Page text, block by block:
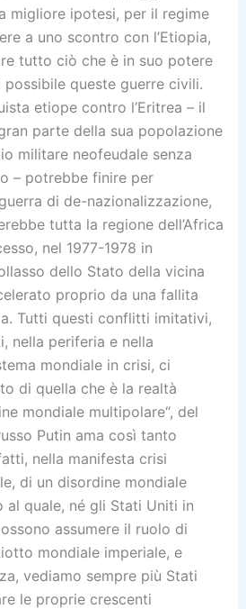
migliore ipotesi, per il regime
a uno scontro con l’Etiopia,
tutto ciò che è in suo potere
queste guerre civili.
etiope contro l’Eritrea – il
parte della sua popolazione
militare neofeudale senza
– potrebbe finire per
di de-nazionalizzazione,
tutta la regione dell’Africa
nel 1977-1978 in
dello Stato della vicina
proprio da una fallita
Tutti questi conflitti imitativi,
nella periferia e nella
mondiale in crisi, ci
di quella che è la realtà
mondiale multipolare“, del
Putin ama così tanto
nella manifesta crisi
di un disordine mondiale
al quale, né gli Stati Uniti in
assumere il ruolo di
mondiale imperiale, e
vediamo sempre più Stati
le proprie crescenti